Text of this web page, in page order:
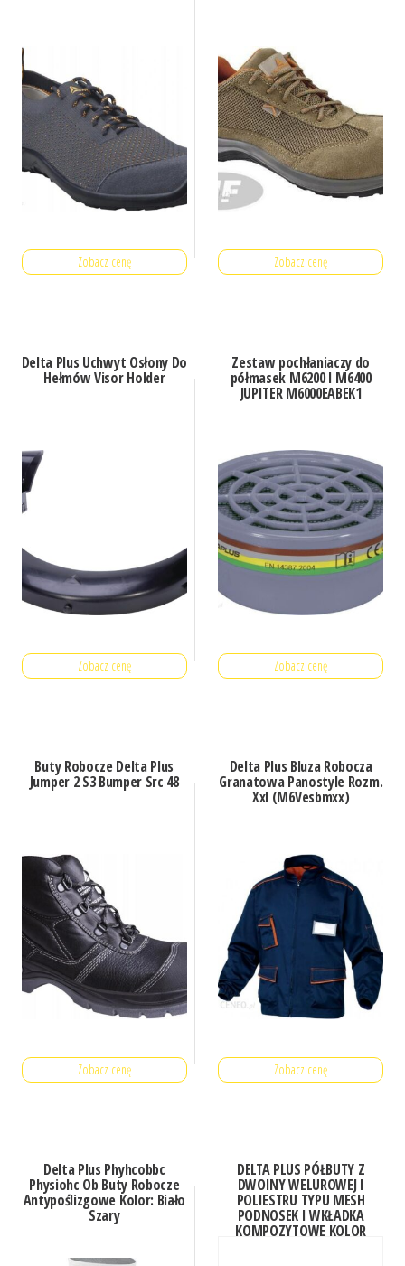
Zobacz cenę Zobacz cenę
Delta Plus Uchwyt Osłony Do
Hełmów Visor Holder
Zobacz cenę
Zestaw pochłaniaczy do
półmasek M6200 I M6400
JUPITER M6000EABEK1
Zobacz cenę
Buty Robocze Delta Plus
Jumper 2 S3 Bumper Src 48
Zobacz cenę
Delta Plus Bluza Robocza
Granatowa Panostyle Rozm.
Xxl (M6Vesbmxx)
Zobacz cenę
Delta Plus Phyhcobbc
Physiohc Ob Buty Robocze
Antypoślizgowe Kolor: Biało
Szary
DELTA PLUS PÓŁBUTY Z
DWOINY WELUROWEJ I
POLIESTRU TYPU MESH
PODNOSEK I WKŁADKA
KOMPOZYTOWE KOLOR